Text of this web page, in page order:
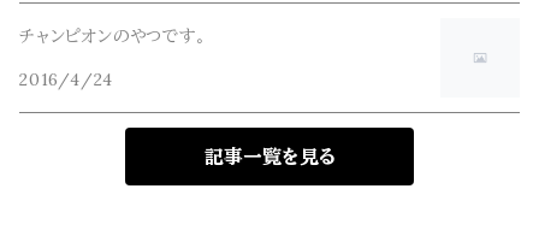
KIKKERLAND(キッカーランド)
masterkey(マスターキー)
チャンピオンのやつです。
2016/4/24
記事一覧を見る